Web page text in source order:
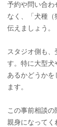
予約や問い合わ
なく、「犬種
伝えましょう。
スタジオ側も
す。特に大型犬
あるかどうかを
ます。
この事前相談の
親身になってく